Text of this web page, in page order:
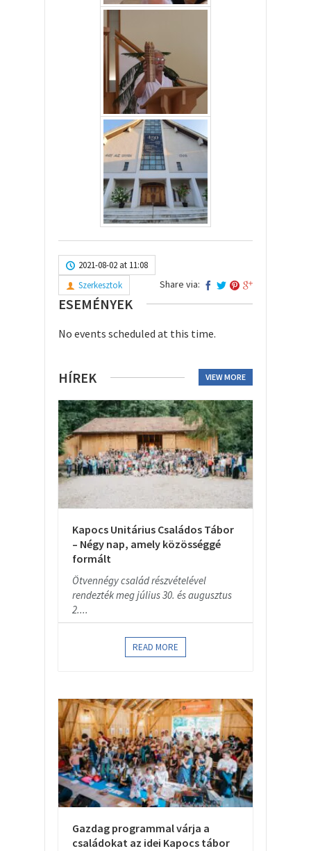
2021-08-02 at 11:08
Szerkesztok
Share via:
ESEMÉNYEK
No events scheduled at this time.
HÍREK VIEW MORE
Kapocs Unitárius Családos Tábor
– Négy nap, amely közösséggé
formált
Ötvennégy család részvételével
rendezték meg július 30. és augusztus
2....
READ MORE
Gazdag programmal várja a
családokat az idei Kapocs tábor